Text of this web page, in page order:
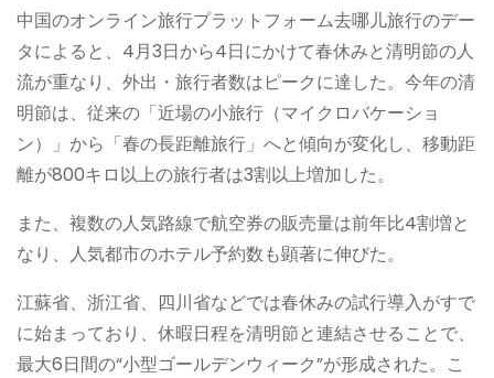
中国のオンライン旅行プラットフォーム去哪儿旅行のデー
タによると、4月3日から4日にかけて春休みと清明節の人
流が重なり、外出・旅行者数はピークに達した。今年の清
明節は、従来の「近場の小旅行（マイクロバケーショ
ン）」から「春の長距離旅行」へと傾向が変化し、移動距
離が800キロ以上の旅行者は3割以上増加した。
また、複数の人気路線で航空券の販売量は前年比4割増と
なり、人気都市のホテル予約数も顕著に伸びた。
江蘇省、浙江省、四川省などでは春休みの試行導入がすで
に始まっており、休暇日程を清明節と連結させることで、
最大6日間の“小型ゴールデンウィーク”が形成された。こ